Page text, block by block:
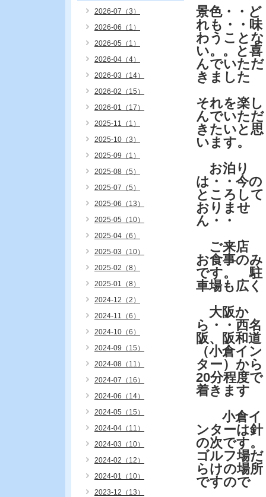
景色・・ど
れも・・味
わうことな
い。。と喜
んでいただ
きました
それを楽し
んでいただ
きたいと思
います。
お泊り
は・・今の
ところして
おりませ
ん・・
ご来店
お食事のみ
です。 駐
車場も広く
大阪か
ら・・西名
阪、阪和道
（小倉イン
ター）から
20分程度で
着きます
小倉イ
ンターは針
の次です。
ゴルフ場だ
らけの場所
ですので
2026-07（3）
2026-06（1）
2026-05（1）
2026-04（4）
2026-03（14）
2026-02（15）
2026-01（17）
2025-11（1）
2025-10（3）
2025-09（1）
2025-08（5）
2025-07（5）
2025-06（13）
2025-05（10）
2025-04（6）
2025-03（10）
2025-02（8）
2025-01（8）
2024-12（2）
2024-11（6）
2024-10（6）
2024-09（15）
2024-08（11）
2024-07（16）
2024-06（14）
2024-05（15）
2024-04（11）
2024-03（10）
2024-02（12）
2024-01（10）
2023-12（13）